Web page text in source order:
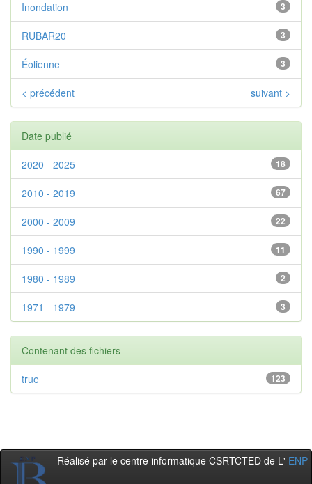
3
Inondation
3
RUBAR20
3
Éolienne
< précédent suivant >
Date publié
18
2020 - 2025
67
2010 - 2019
22
2000 - 2009
11
1990 - 1999
2
1980 - 1989
3
1971 - 1979
Contenant des fichiers
123
true
Réalisé par le centre informatique CSRTCTED de L' ENP